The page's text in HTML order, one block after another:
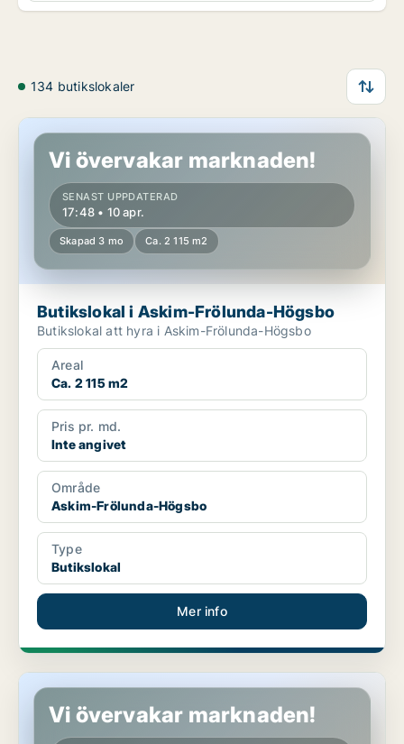
134 butikslokaler
Butikslokal i Askim-Frölunda-Högsbo
Vi övervakar marknaden!
SENAST UPPDATERAD
17:48 • 10 apr.
Skapad 3 mo Ca. 2 115 m2
Butikslokal i Askim-Frölunda-Högsbo
Butikslokal att hyra i Askim-Frölunda-Högsbo
Areal
Ca. 2 115 m2
Pris pr. md.
Inte angivet
Område
Askim-Frölunda-Högsbo
Type
Butikslokal
Mer info
Butikslokal i Askim-Frölunda-Högsbo
Vi övervakar marknaden!